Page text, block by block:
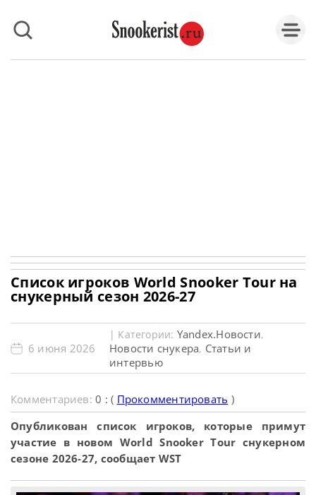
Список игроков World Snooker Tour на
снукерный сезон 2026-27
6 июня 2026
| Категории: Yandex.Новости,
Новости снукера, Статьи и
интервью
Комментариев:0 : ( Прокомментировать )
Опубликован список игроков, которые примут
участие в новом World Snooker Tour снукерном
сезоне 2026-27, сообщает WST